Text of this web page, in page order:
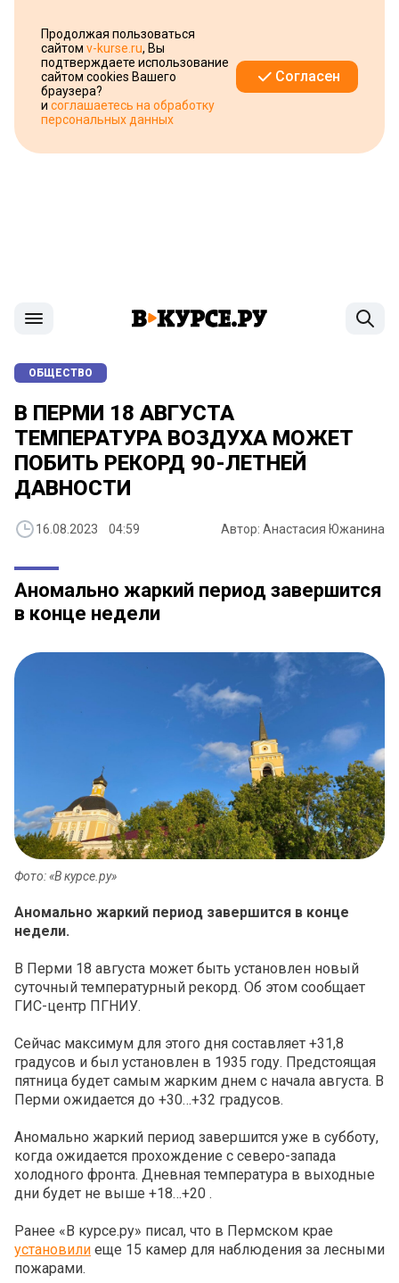
Продолжая пользоваться
сайтом v-kurse.ru, Вы
подтверждаете использование
сайтом cookies Вашего
браузера?
и соглашаетесь на обработку
персональных данных
Согласен
ОБЩЕСТВО
В ПЕРМИ 18 АВГУСТА
ТЕМПЕРАТУРА ВОЗДУХА МОЖЕТ
ПОБИТЬ РЕКОРД 90-ЛЕТНЕЙ
ДАВНОСТИ
16.08.2023 04:59 Автор: Анастасия Южанина
Аномально жаркий период завершится
в конце недели
Фото: «В курсе.ру»
Аномально жаркий период завершится в конце
недели.
В Перми 18 августа может быть установлен новый
суточный температурный рекорд. Об этом сообщает
ГИС-центр ПГНИУ.
Сейчас максимум для этого дня составляет +31,8
градусов и был установлен в 1935 году. Предстоящая
пятница будет самым жарким днем с начала августа. В
Перми ожидается до +30…+32 градусов.
Аномально жаркий период завершится уже в субботу,
когда ожидается прохождение с северо-запада
холодного фронта. Дневная температура в выходные
дни будет не выше +18…+20 .
Ранее «В курсе.ру» писал, что в Пермском крае
установили еще 15 камер для наблюдения за лесными
пожарами.